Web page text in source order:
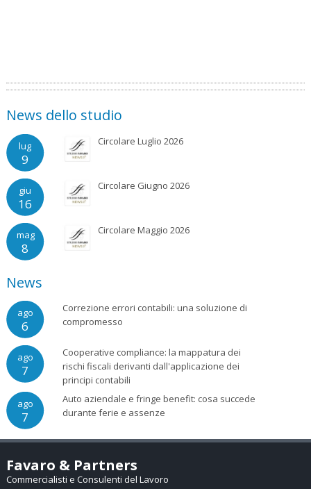
News dello studio
lug
9
Circolare Luglio 2026
giu
16
Circolare Giugno 2026
mag
8
Circolare Maggio 2026
News
ago
6
Correzione errori contabili: una soluzione di
compromesso
ago
7
Cooperative compliance: la mappatura dei
rischi fiscali derivanti dall'applicazione dei
principi contabili
ago
7
Auto aziendale e fringe benefit: cosa succede
durante ferie e assenze
Favaro & Partners
Commercialisti e Consulenti del Lavoro